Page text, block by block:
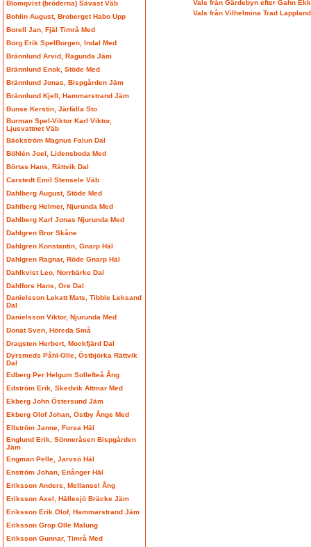
Blomqvist (bröderna) Sävast Väb
Bohlin August, Broberget Habo Upp
Borell Jan, Fjäl Timrå Med
Borg Erik SpelBorgen, Indal Med
Brännlund Arvid, Ragunda Jäm
Brännlund Enok, Stöde Med
Brännlund Jonas, Bispgården Jäm
Brännlund Kjell, Hammarstrand Jäm
Bunse Kerstin, Järfälla Sto
Burman Spel-Viktor Karl Viktor,
Ljusvattnet Väb
Bäckström Magnus Falun Dal
Böhlén Joel, Lidensboda Med
Börtas Hans, Rättvik Dal
Carstedt Emil Stensele Väb
Dahlberg August, Stöde Med
Dahlberg Helmer, Njurunda Med
Dahlberg Karl Jonas Njurunda Med
Dahlgren Bror Skåne
Dahlgren Konstantin, Gnarp Häl
Dahlgren Ragnar, Röde Gnarp Häl
Dahlkvist Leo, Norrbärke Dal
Dahlfors Hans, Ore Dal
Danielsson Lekatt Mats, Tibble Leksand
Dal
Danielsson Viktor, Njurunda Med
Donat Sven, Höreda Små
Dragsten Herbert, Mockfjärd Dal
Dyrsmeds Påhl-Olle, Östbjörka Rättvik
Dal
Edberg Per Helgum Sollefteå Ång
Edström Erik, Skedvik Attmar Med
Ekberg John Östersund Jäm
Ekberg Olof Johan, Östby Ånge Med
Ellström Janne, Forsa Häl
Englund Erik, Sönneråsen Bispgården
Jäm
Engman Pelle, Jarvsö Häl
Enström Johan, Enånger Häl
Eriksson Anders, Mellansel Ång
Eriksson Axel, Hällesjö Bräcke Jäm
Eriksson Erik Olof, Hammarstrand Jäm
Eriksson Grop Olle Malung
Eriksson Gunnar, Timrå Med
Vals från Gärdebyn efter Gahn
Vals från Vilhelmina Trad Lappland